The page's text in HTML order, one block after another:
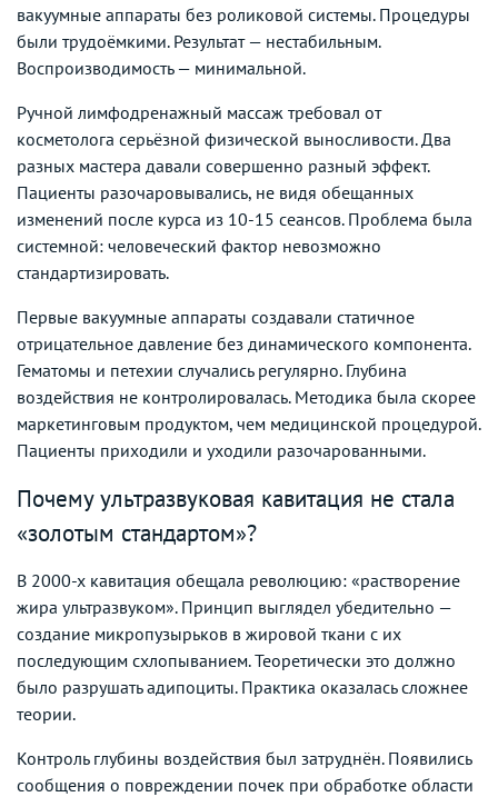
вакуумные аппараты без роликовой системы. Процедуры
были трудоёмкими. Результат — нестабильным.
Воспроизводимость — минимальной.
Ручной лимфодренажный массаж требовал от
косметолога серьёзной физической выносливости. Два
разных мастера давали совершенно разный эффект.
Пациенты разочаровывались, не видя обещанных
изменений после курса из 10-15 сеансов. Проблема была
системной: человеческий фактор невозможно
стандартизировать.
Первые вакуумные аппараты создавали статичное
отрицательное давление без динамического компонента.
Гематомы и петехии случались регулярно. Глубина
воздействия не контролировалась. Методика была скорее
маркетинговым продуктом, чем медицинской процедурой.
Пациенты приходили и уходили разочарованными.
Почему ультразвуковая кавитация не стала
«золотым стандартом»?
В 2000-х кавитация обещала революцию: «растворение
жира ультразвуком». Принцип выглядел убедительно —
создание микропузырьков в жировой ткани с их
последующим схлопыванием. Теоретически это должно
было разрушать адипоциты. Практика оказалась сложнее
теории.
Контроль глубины воздействия был затруднён. Появились
сообщения о повреждении почек при обработке области